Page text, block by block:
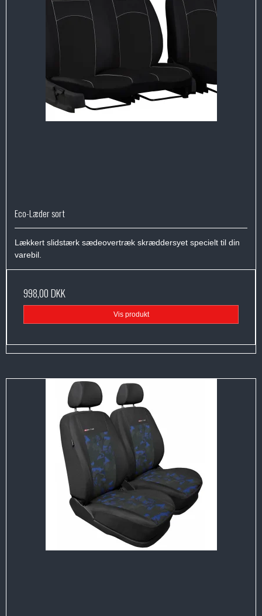
Eco-Læder sort
Lækkert slidstærk sædeovertræk skræddersyet specielt til din
varebil.
998,00 DKK
Vis produkt